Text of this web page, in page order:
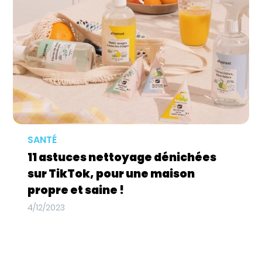
SANTÉ
11 astuces nettoyage dénichées
sur TikTok, pour une maison
propre et saine !
4/12/2023